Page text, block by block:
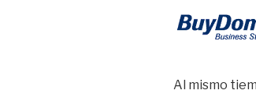
Al mismo